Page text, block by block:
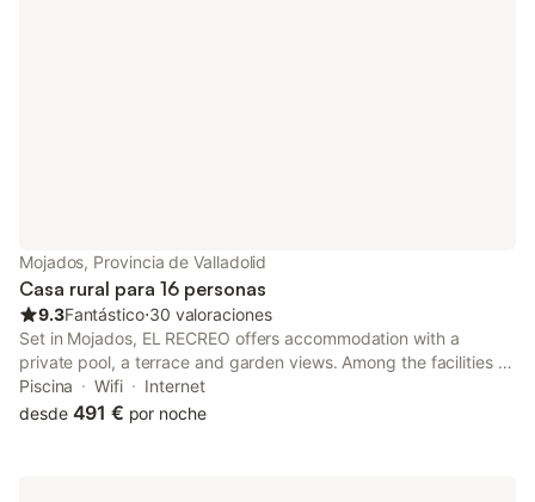
Mojados, Provincia de Valladolid
Casa rural para 16 personas
9.3Fantástico⋅30 valoraciones
Set in Mojados, EL RECREO offers accommodation with a
private pool, a terrace and garden views. Among the facilities of
this property are a restaurant, a 24-hour front desk and a
shared kitchen, along with free WiFi throughout the property.
Piscina Wifi
Internet
desde 491 € por noche